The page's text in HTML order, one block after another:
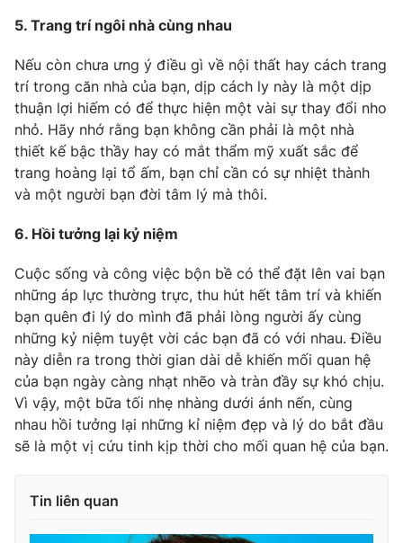
cấp ngày 29/12/2023
Tổng Biên tập:
Vũ Thanh Thủy
Phó Tổng Biên tập: Nguyễn Thị Mỹ Hạnh, Phạm Quốc Thắng,
Nguyễn Trọng Ninh
Tổng đài VTV:024.38 355 931 - 024.38 355 932
Ðiện thoại Thời báo VTV: 024.66 897 897
Email: toasoan@vtv.vn
Liên hệ quảng cáo:024-7300.7108
® Cấm sao chép dưới mọi hình thức nếu không có sự chấp
5. Trang trí ngôi nhà cùng nhau
Nếu còn chưa ưng ý điều gì về nội thất hay cách trang
trí trong căn nhà của bạn, dịp cách ly này là một dịp
thuận lợi hiếm có để thực hiện một vài sự thay đổi nho
nhỏ. Hãy nhớ rằng bạn không cần phải là một nhà
thiết kế bậc thầy hay có mắt thẩm mỹ xuất sắc để
trang hoàng lại tổ ấm, bạn chỉ cần có sự nhiệt thành
và một người bạn đời tâm lý mà thôi.
6. Hồi tưởng lại kỷ niệm
Cuộc sống và công việc bộn bề có thể đặt lên vai bạn
những áp lực thường trực, thu hút hết tâm trí và khiến
bạn quên đi lý do mình đã phải lòng người ấy cùng
những kỷ niệm tuyệt vời các bạn đã có với nhau. Điều
này diễn ra trong thời gian dài dễ khiến mối quan hệ
của bạn ngày càng nhạt nhẽo và tràn đầy sự khó chịu.
Vì vậy, một bữa tối nhẹ nhàng dưới ánh nến, cùng
nhau hồi tưởng lại những kỉ niệm đẹp và lý do bắt đầu
sẽ là một vị cứu tinh kịp thời cho mối quan hệ của bạn.
Tin liên quan